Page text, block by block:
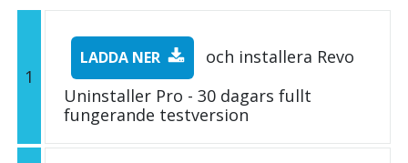
1
LADDA NER
och installera Revo
Uninstaller Pro - 30 dagars fullt
fungerande testversion